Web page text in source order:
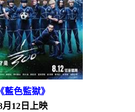
《藍色監獄》
月12日上映